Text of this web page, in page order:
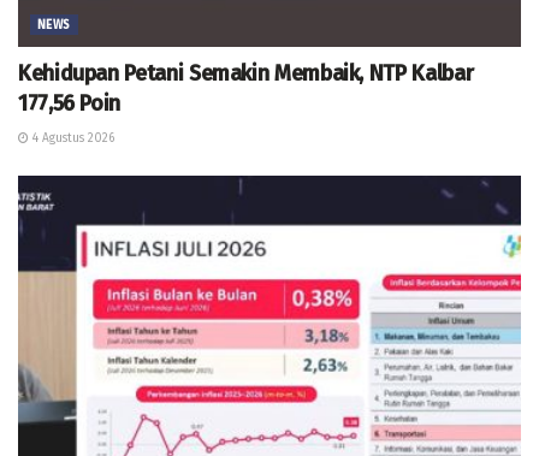
NEWS
Kehidupan Petani Semakin Membaik, NTP Kalbar
177,56 Poin
4 Agustus 2026